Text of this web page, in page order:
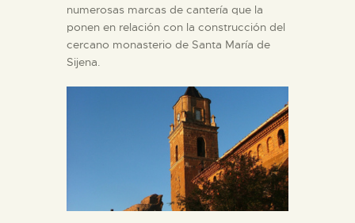
numerosas marcas de cantería que la
ponen en relación con la construcción del
cercano monasterio de Santa María de
Sijena.